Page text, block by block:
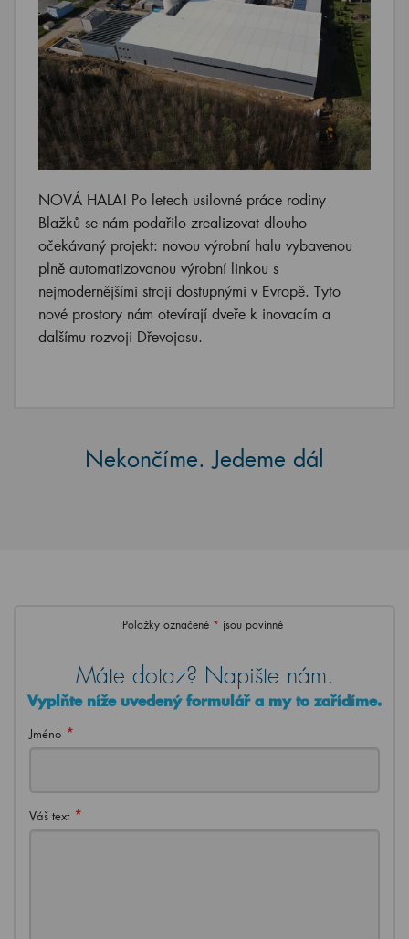
NOVÁ HALA! Po letech usilovné práce rodiny
Blažků se nám podařilo zrealizovat dlouho
očekávaný projekt: novou výrobní halu vybavenou
plně automatizovanou výrobní linkou s
nejmodernějšími stroji dostupnými v Evropě. Tyto
nové prostory nám otevírají dveře k inovacím a
dalšímu rozvoji Dřevojasu.
Nekončíme. Jedeme dál
Položky označené * jsou povinné
Máte dotaz? Napište nám.
Vyplňte níže uvedený formulář a my to zařídíme.
Jméno *
Váš text *